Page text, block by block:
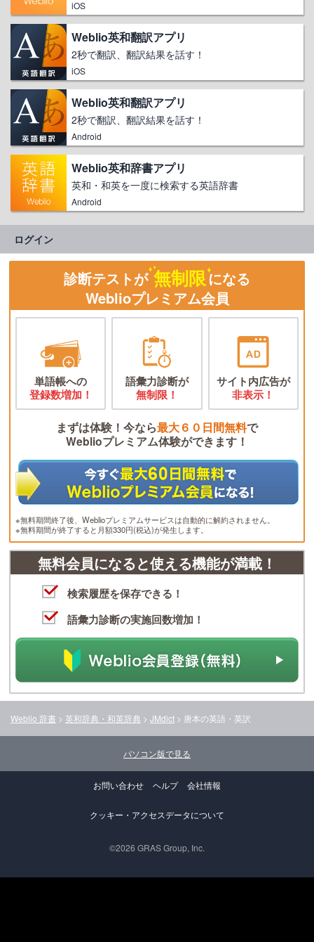
iOS
Weblio英和翻訳アプリ
2秒で翻訳、翻訳結果を話す！
iOS
Weblio英和翻訳アプリ
2秒で翻訳、翻訳結果を話す！
Android
Weblio英和辞書アプリ
英和・和英を一度に検索する英語辞書
Android
ログイン
診断テストが 無制限になる
Weblioプレミアム会員
単語帳への
登録数増加！
語彙力診断が
無制限！
サイト内広告が
非表示！
まずは体験！今なら最大６０日間無料で
Weblioプレミアム体験ができます！
※無料期間終了後、Weblioプレミアムサービスは自動的に解約されません。
※無料期間が終了すると月額330円(税込)が発生します。
無料会員になると使える機能が満載！
検索履歴を保存できる！
語彙力診断の実施回数増加！
Weblio 辞書 > 英和辞典・和英辞典 > JMdict > 唐本の英語・英訳
パソコン版で見る
お問い合わせ ヘルプ 会社情報
クッキー・アクセスデータについて
©2026 GRAS Group, Inc.